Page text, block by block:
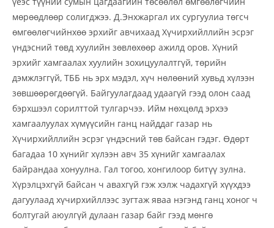
мөрөөдлөөр солигджээ. Д.Энхжаргал их сургуулиа төгсч
өмгөөлөгчийнхөө эрхийг авчихаад Хүчирхийллийн эсрэг
үндэсний төвд хуулийн зөвлөхөөр ажилд оров. Хүний
эрхийг хамгаалах хуулийн зохицуулалтгүй, төрийн
дэмжлэггүй, ТББ нь эрх мэдэл, хүч нөлөөний хувьд хүлээн
зөвшөөрөгдөөгүй. Байгуулагдаад удаагүй гээд олон саад
бэрхшээл сорилттой тулгарчээ. Ийм нөхцөлд эрхээ
хамгаалуулах хүмүүсийн ганц найддаг газар нь
Хүчирхийллийн эсрэг үндэсний төв байсан гэдэг. Өдөрт
багадаа 10 хүнийг хүлээн авч 35 хүнийг хамгаалах
байрандаа хонуулна. Гал тогоо, хонгилоор битүү зулна.
Хүрэлцэхгүй байсан ч авахгүй гэж хэлж чадахгүй хүүхдээ
дагуулаад хүчирхийллээс зугтаж яваа нэгэнд ганц хоног ч
болтугай аюулгүй дулаан газар байг гээд мөнгө